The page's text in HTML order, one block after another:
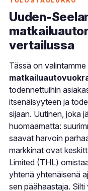
Uuden-
vertailussa
Tässä on valintamme
todennettuihin
itsenäisyyteen ja
sijaan. Uutinen, joka
huomaamatta:
saavat harvoin
markkinat ovat
Limited (THL)
yhtenä yhtenäisenä
sen päähaastaja.